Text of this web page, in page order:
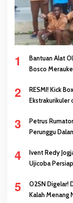
1
Bantuan Alat
Bosco
2
RESMI! Kick Boxing dan Muay Thai
Ekstrakurikuler
3
Petrus Rumatora dan
Perunggu
4
Ivent Redy
Ujicoba
5
O2SN Digelar!
Kalah Menang